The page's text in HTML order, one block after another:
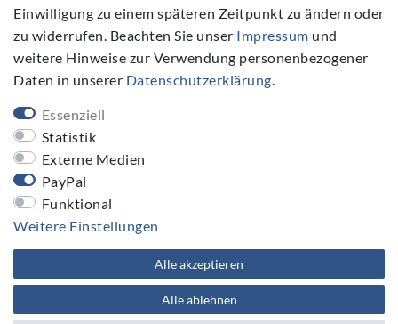
E-MAIL **
Newsletter
Honig
Hiermit bestätige ich, dass ich die
gelesen habe. Meine Einwilligung kann ich jederzeit widerrufen.**
** Hierbei handelt es sich um ein Pflichtfeld.
Einwilligung zu einem späteren Zeitpunkt zu ändern oder
zu widerrufen. Beachten Sie unser Impressum und
weitere Hinweise zur Verwendung personenbezogener
Daten in unserer Daten­schutz­erklärung.
Essenziell
Statistik
Externe Medien
PayPal
Funktional
Weitere Einstellungen
Alle akzeptieren
Alle ablehnen